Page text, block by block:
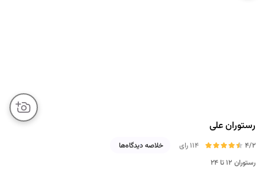
رستوران علی
4/2 114 رای
خلاصه دیدگاه‌ها
رستوران ۱۲ تا ۲۴